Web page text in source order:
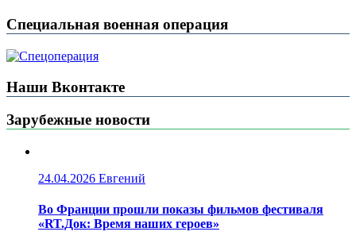
Специальная военная операция
Наши Вконтакте
Зарубежные новости
24.04.2026 Евгений
Во Франции прошли показы фильмов фестиваля
«RT.Док: Время наших героев»